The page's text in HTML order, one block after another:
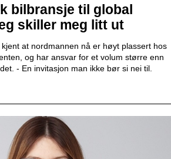
bilbransje til global
skiller meg litt ut
at nordmannen nå er høyt plassert hos
og har ansvar for et volum større enn
- En invitasjon man ikke bør si nei til.